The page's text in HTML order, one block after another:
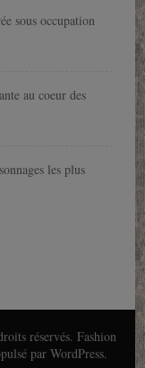
sous occupation
au coeur des
les plus
réservés. Fashion
par WordPress.